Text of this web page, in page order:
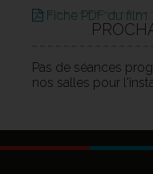
Fiche PDF du film
Pas de séances
nos salles pour